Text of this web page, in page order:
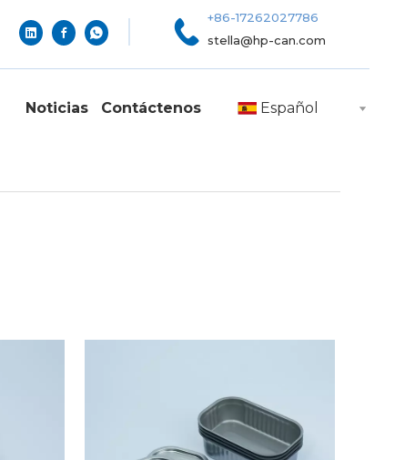
+86-17262027786
stella@hp-can.com
Noticias Contáctenos Español